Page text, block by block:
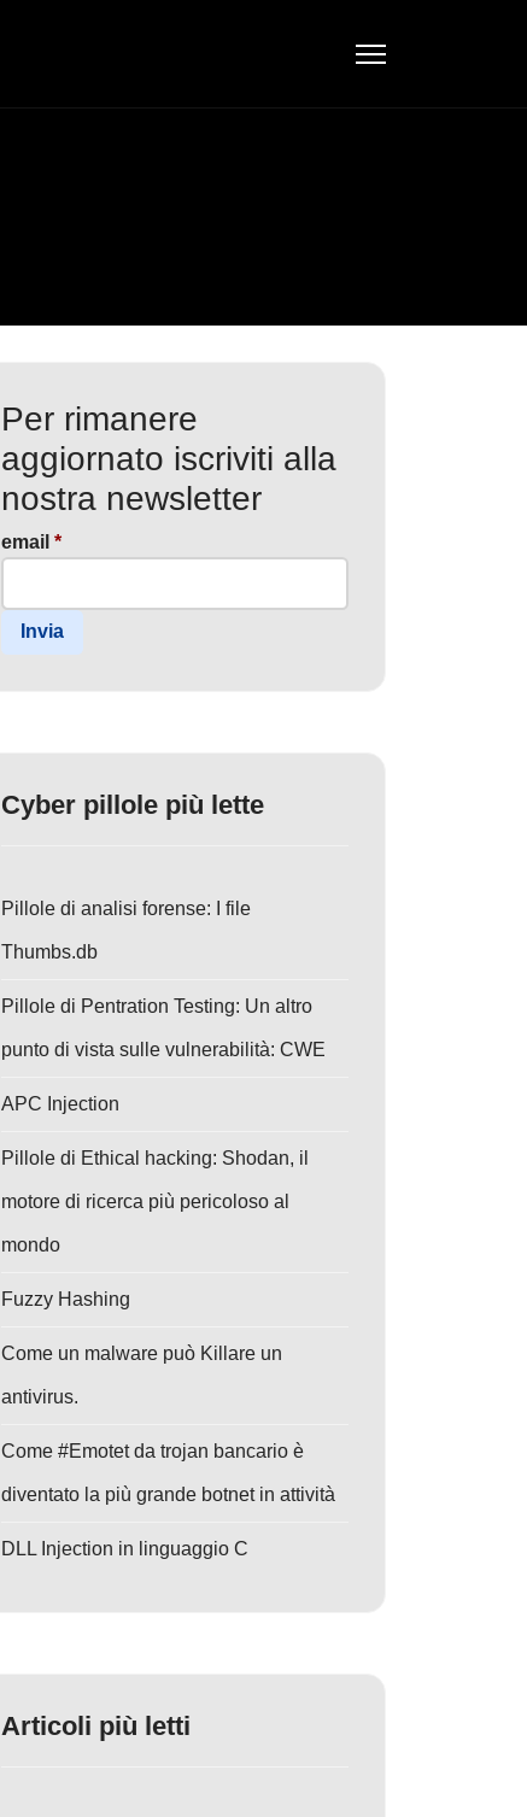
Per rimanere
aggiornato iscriviti alla
nostra newsletter
email *
Invia
Cyber pillole più lette
Pillole di analisi forense: I file
Thumbs.db
Pillole di Pentration Testing: Un altro
punto di vista sulle vulnerabilità: CWE
APC Injection
Pillole di Ethical hacking: Shodan, il
motore di ricerca più pericoloso al
mondo
Fuzzy Hashing
Come un malware può Killare un
antivirus.
Come #Emotet da trojan bancario è
diventato la più grande botnet in attività
DLL Injection in linguaggio C
Articoli più letti